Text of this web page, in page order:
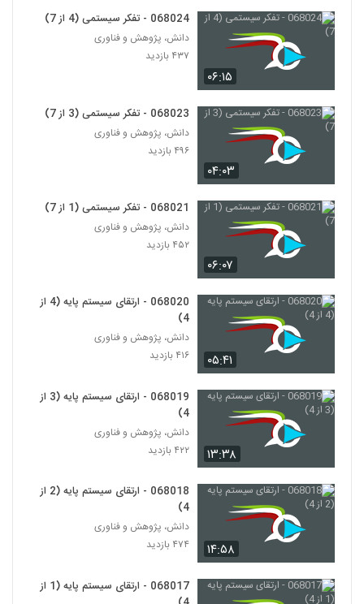
028108 - تفکر انتقادی (Critical
Thinking)
109
Thinking)
110
Thinking)
028111 - تفکر انتقادی (Critical
Thinking)
۴۵۰ بازدید
112
028122 - نظریه شبکه (Network Theory)
۵۸۰ بازدید
028123 - نظریه شبکه (Network Theory)
۶۱۵ بازدید
028124 - نظریه شبکه (Network Theory)
115
028125 - نظریه شبکه (Network Theory)
028126 - نظریه شبکه (Network Theory)
۵۴۳ بازدید
۰۶:۱۵
068024 - تفکر سیستمی (4 از 7)
دانش، پژوهش و فناوری
۴۳۷ بازدید
۰۴:۰۳
068023 - تفکر سیستمی (3 از 7)
دانش، پژوهش و فناوری
۴۹۶ بازدید
۰۶:۰۷
068021 - تفکر سیستمی (1 از 7)
دانش، پژوهش و فناوری
۴۵۲ بازدید
۰۵:۴۱
068020 - ارتقای سیستم پایه (4 از
4)
دانش، پژوهش و فناوری
۴۱۶ بازدید
۱۳:۳۸
068019 - ارتقای سیستم پایه (3 از
4)
دانش، پژوهش و فناوری
۴۲۲ بازدید
۱۴:۵۸
068018 - ارتقای سیستم پایه (2 از
4)
دانش، پژوهش و فناوری
۴۷۴ بازدید
068017 - ارتقای سیستم پایه (1 از